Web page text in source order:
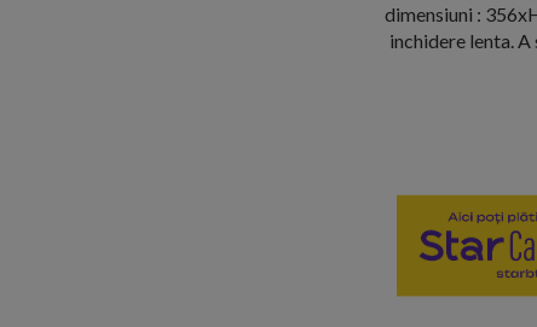
dimensiuni :
inchidere lenta.